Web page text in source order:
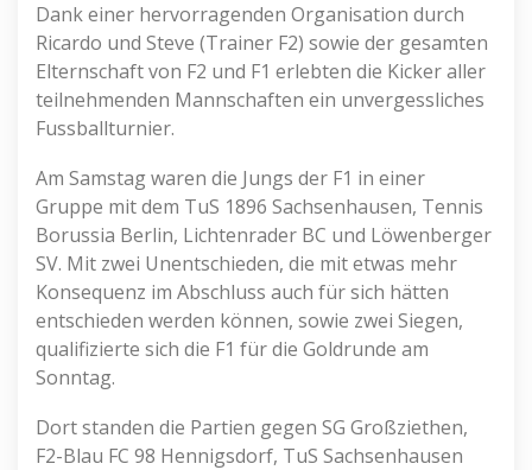
Dank einer hervorragenden Organisation durch
Ricardo und Steve (Trainer F2) sowie der gesamten
Elternschaft von F2 und F1 erlebten die Kicker aller
teilnehmenden Mannschaften ein unvergessliches
Fussballturnier.
Am Samstag waren die Jungs der F1 in einer
Gruppe mit dem TuS 1896 Sachsenhausen, Tennis
Borussia Berlin, Lichtenrader BC und Löwenberger
SV. Mit zwei Unentschieden, die mit etwas mehr
Konsequenz im Abschluss auch für sich hätten
entschieden werden können, sowie zwei Siegen,
qualifizierte sich die F1 für die Goldrunde am
Sonntag.
Dort standen die Partien gegen SG Großziethen,
F2-Blau FC 98 Hennigsdorf, TuS Sachsenhausen